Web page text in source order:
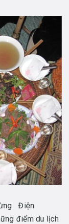
Điện
điểm du lịch